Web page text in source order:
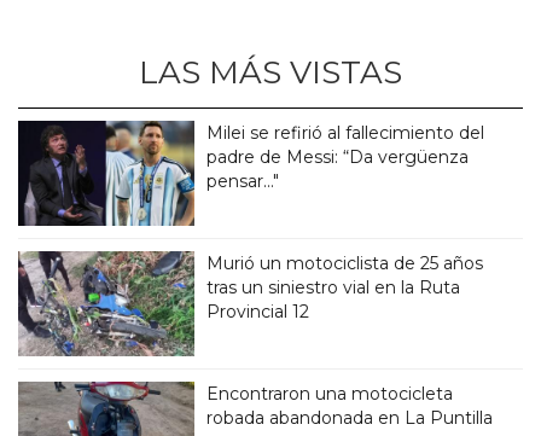
LAS MÁS VISTAS
Milei se refirió al fallecimiento del
padre de Messi: “Da vergüenza
pensar..."
Murió un motociclista de 25 años
tras un siniestro vial en la Ruta
Provincial 12
Encontraron una motocicleta
robada abandonada en La Puntilla